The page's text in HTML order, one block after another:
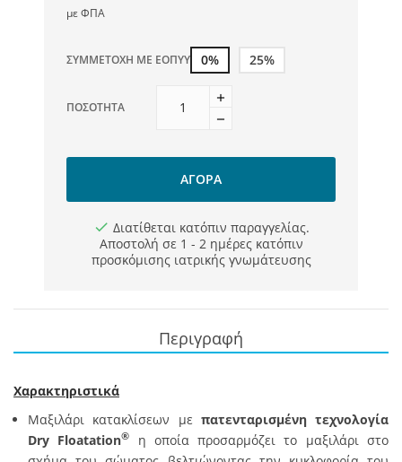
με ΦΠΑ
ΣΥΜΜΕΤΟΧΉ ΜΕ ΕΟΠΥΥ 0% 25%
ΠΟΣΌΤΗΤΑ
ΑΓΟΡΆ
Διατίθεται κατόπιν παραγγελίας.
Αποστολή σε 1 - 2 ημέρες κατόπιν
προσκόμισης ιατρικής γνωμάτευσης
Περιγραφή
Χαρακτηριστικά
Μαξιλάρι κατακλίσεων με πατενταρισμένη τεχνολογία
Dry Floatation®
η οποία προσαρμόζει το μαξιλάρι στο